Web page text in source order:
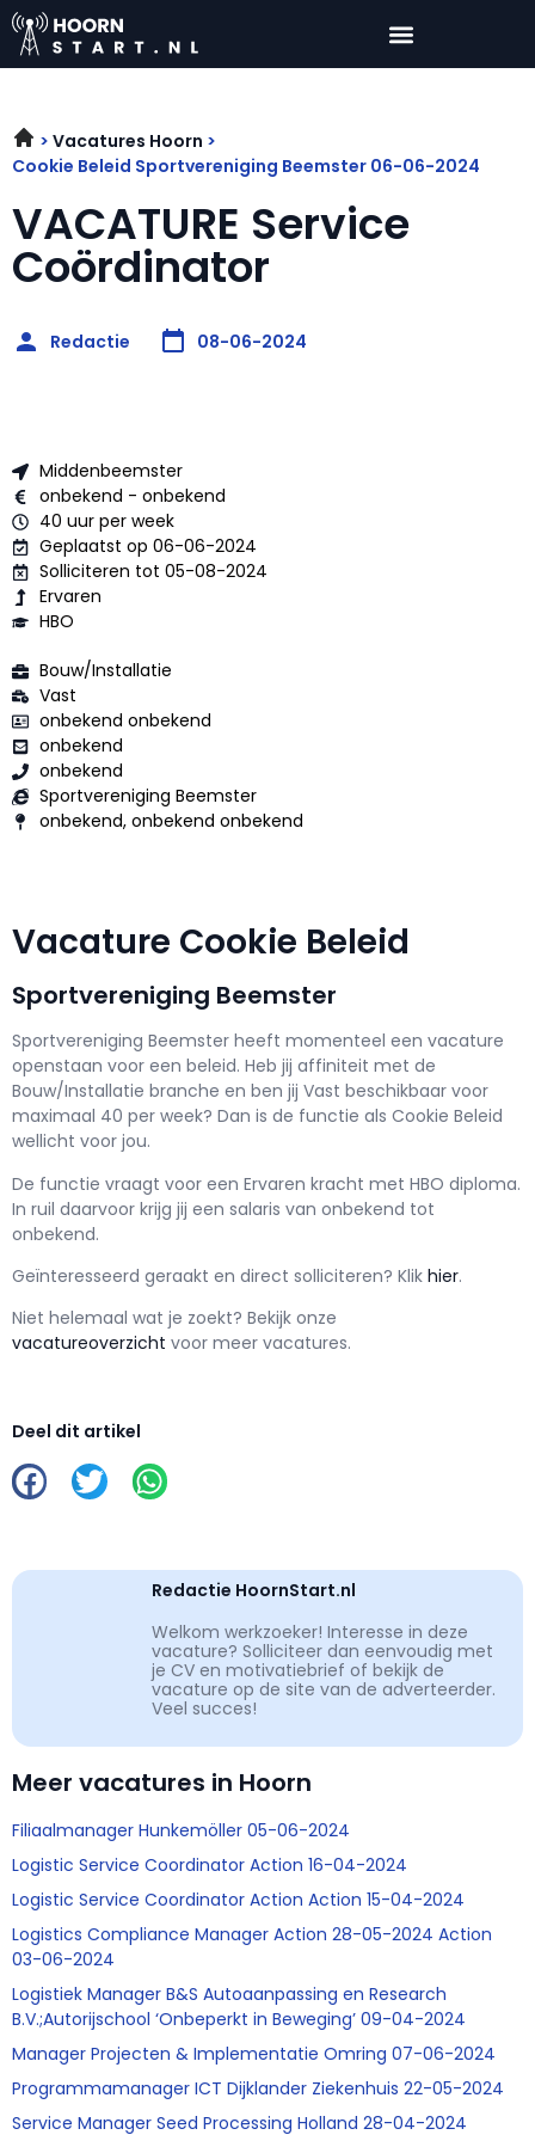
Vacatures Hoorn
Cookie Beleid Sportvereniging Beemster 06-06-2024
VACATURE Service
Coördinator
Redactie 08-06-2024
Middenbeemster
onbekend - onbekend
40 uur per week
Geplaatst op 06-06-2024
Solliciteren tot 05-08-2024
Ervaren
HBO
Bouw/Installatie
Vast
onbekend onbekend
onbekend
onbekend
Sportvereniging Beemster
onbekend, onbekend onbekend
Vacature Cookie Beleid
Sportvereniging Beemster
Sportvereniging Beemster heeft momenteel een vacature
openstaan voor een beleid. Heb jij affiniteit met de
Bouw/Installatie branche en ben jij Vast beschikbaar voor
maximaal 40 per week? Dan is de functie als Cookie Beleid
wellicht voor jou.
De functie vraagt voor een Ervaren kracht met HBO diploma.
In ruil daarvoor krijg jij een salaris van onbekend tot
onbekend.
Geïnteresseerd geraakt en direct solliciteren? Klik hier.
Niet helemaal wat je zoekt? Bekijk onze
vacatureoverzicht voor meer vacatures.
Deel dit artikel
Redactie HoornStart.nl
Welkom werkzoeker! Interesse in deze
vacature? Solliciteer dan eenvoudig met
je CV en motivatiebrief of bekijk de
vacature op de site van de adverteerder.
Veel succes!
Meer vacatures in Hoorn
Filiaalmanager Hunkemöller 05-06-2024
Logistic Service Coordinator Action 16-04-2024
Logistic Service Coordinator Action Action 15-04-2024
Logistics Compliance Manager Action 28-05-2024 Action
03-06-2024
Logistiek Manager B&S Autoaanpassing en Research
B.V.;Autorijschool ‘Onbeperkt in Beweging’ 09-04-2024
Manager Projecten & Implementatie Omring 07-06-2024
Programmamanager ICT Dijklander Ziekenhuis 22-05-2024
Service Manager Seed Processing Holland 28-04-2024